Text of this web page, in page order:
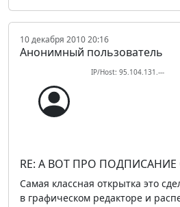
10 декабря 2010 20:16
Анонимный пользователь
IP/Host: 95.104.131.---
RE: А ВОТ ПРО
Самая классная открытка это
в графическом редакторе и